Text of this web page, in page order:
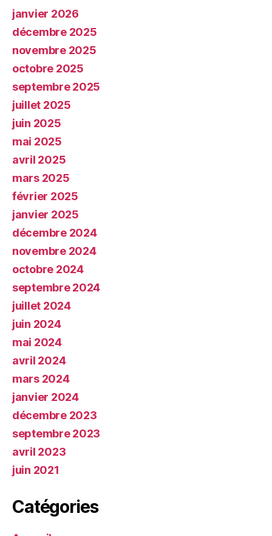
janvier 2026
décembre 2025
novembre 2025
octobre 2025
septembre 2025
juillet 2025
juin 2025
mai 2025
avril 2025
mars 2025
février 2025
janvier 2025
décembre 2024
novembre 2024
octobre 2024
septembre 2024
juillet 2024
juin 2024
mai 2024
avril 2024
mars 2024
janvier 2024
décembre 2023
septembre 2023
avril 2023
juin 2021
Catégories